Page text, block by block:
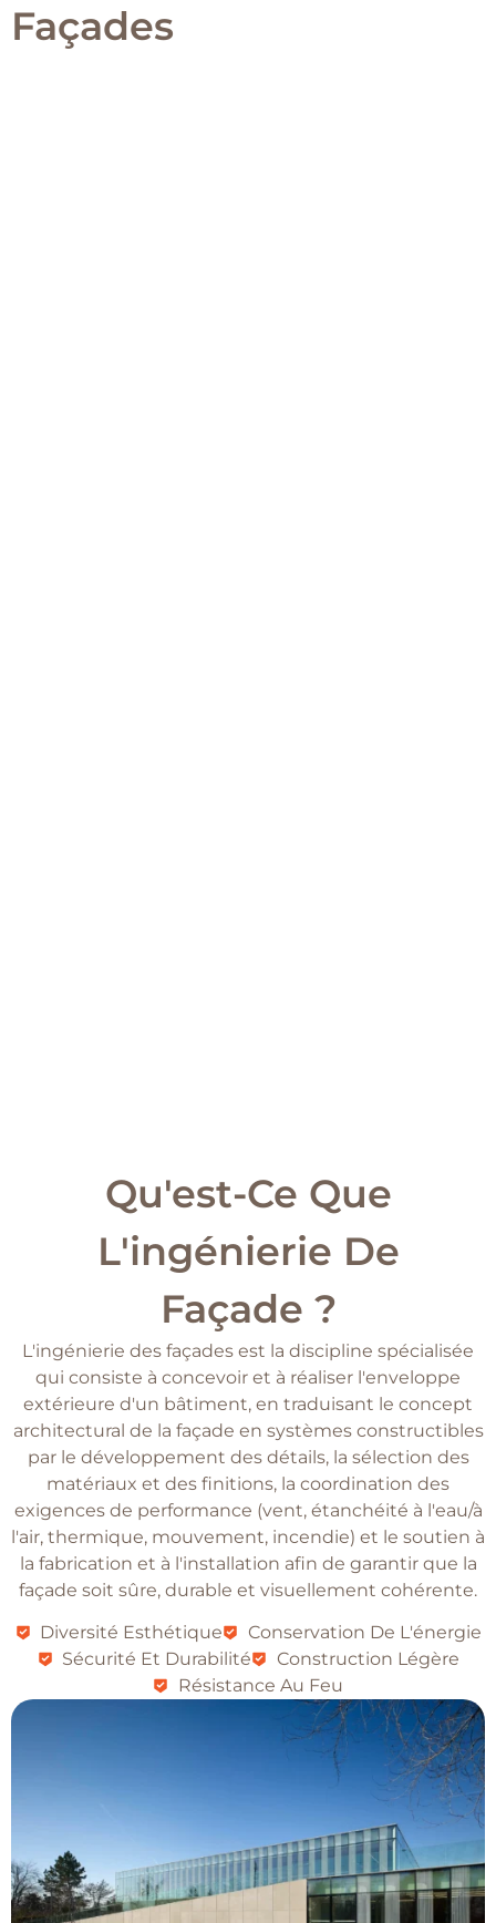
Façades
Qu'est-Ce Que
L'ingénierie De
Façade ?
L'ingénierie des façades est la discipline spécialisée
qui consiste à concevoir et à réaliser l'enveloppe
extérieure d'un bâtiment, en traduisant le concept
architectural de la façade en systèmes constructibles
par le développement des détails, la sélection des
matériaux et des finitions, la coordination des
exigences de performance (vent, étanchéité à l'eau/à
l'air, thermique, mouvement, incendie) et le soutien à
la fabrication et à l'installation afin de garantir que la
façade soit sûre, durable et visuellement cohérente.
Diversité Esthétique
Conservation De L'énergie
Sécurité Et Durabilité
Construction Légère
Résistance Au Feu